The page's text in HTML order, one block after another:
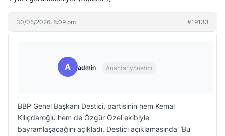
30/05/2026: 8:09 pm #19133
A admin Anahtar yönetici
BBP Genel Başkanı Destici, partisinin hem Kemal
Kılıçdaroğlu hem de Özgür Özel ekibiyle
bayramlaşacağını açıkladı. Destici açıklamasında “Bu